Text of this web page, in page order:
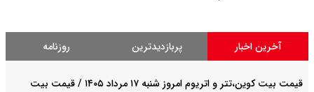
آخرین اخبار پربازدیدترین روزنامه
قیمت بیت کوین،تتر و اتریوم امروز شنبه ۱۷ مرداد ۱۴۰۵ / قیمت بیت